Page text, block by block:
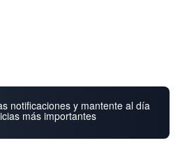
notificaciones y mantente al día
más importantes